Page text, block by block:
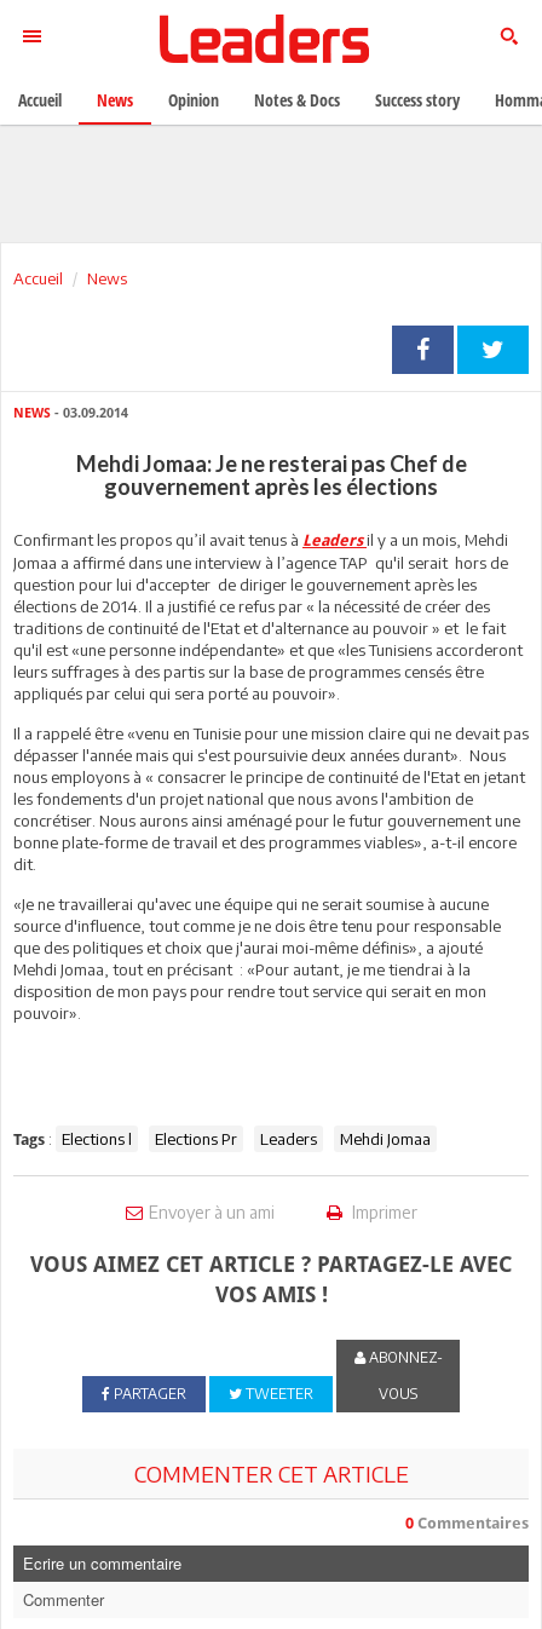
Accueil News
NEWS - 03.09.2014
Mehdi Jomaa: Je ne resterai pas Chef de
gouvernement après les élections
Confirmant les propos qu’il avait tenus à Leadersil y a un mois, Mehdi
Jomaa a affirmé dans une interview à l’agence TAP qu'il serait hors de
question pour lui d'accepter de diriger le gouvernement après les
élections de 2014. Il a justifié ce refus par « la nécessité de créer des
traditions de continuité de l'Etat et d'alternance au pouvoir » et le fait
qu'il est «une personne indépendante» et que «les Tunisiens accorderont
leurs suffrages à des partis sur la base de programmes censés être
appliqués par celui qui sera porté au pouvoir».
Il a rappelé être «venu en Tunisie pour une mission claire qui ne devait pas
dépasser l'année mais qui s'est poursuivie deux années durant». Nous
nous employons à « consacrer le principe de continuité de l'Etat en jetant
les fondements d'un projet national que nous avons l'ambition de
concrétiser. Nous aurons ainsi aménagé pour le futur gouvernement une
bonne plate-forme de travail et des programmes viables», a-t-il encore
dit.
«Je ne travaillerai qu'avec une équipe qui ne serait soumise à aucune
source d'influence, tout comme je ne dois être tenu pour responsable
que des politiques et choix que j'aurai moi-même définis», a ajouté
Mehdi Jomaa, tout en précisant : «Pour autant, je me tiendrai à la
disposition de mon pays pour rendre tout service qui serait en mon
pouvoir».
Tags : Elections l Elections Pr Leaders Mehdi Jomaa
Envoyer à un ami Imprimer
VOUS AIMEZ CET ARTICLE ? PARTAGEZ-LE AVEC
VOS AMIS !
PARTAGER TWEETER
ABONNEZ-
VOUS
COMMENTER CET ARTICLE
0 Commentaires
Ecrire un commentaire
Commenter
Accueil News Opinion Notes & Docs Success story